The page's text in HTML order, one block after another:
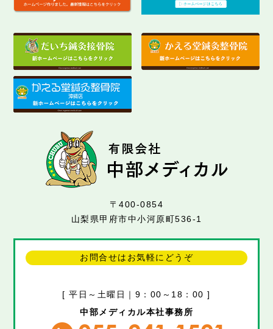
〒400-0854
山梨県甲府市中小河原町536-1
お問合せはお気軽にどうぞ
[ 平日～土曜日｜9：00～18：00 ]
中部メディカル本社事務所